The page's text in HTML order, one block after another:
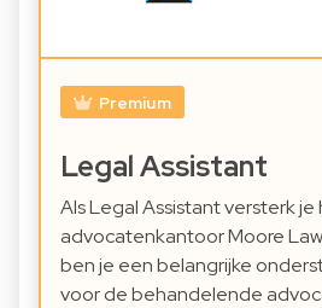
Premium
Legal Assistant
Als Legal Assistant versterk je
advocatenkantoor Moore
ben je een belangrijke
voor de behandelende